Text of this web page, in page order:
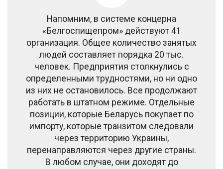
Напомним, в системе концерна
«Белгоспищепром» действуют 41
организация. Общее количество занятых
людей составляет порядка 20 тыс.
человек. Предприятия столкнулись с
определенными трудностями, но ни одно
из них не остановилось. Все продолжают
работать в штатном режиме. Отдельные
позиции, которые Беларусь покупает по
импорту, которые транзитом следовали
через территорию Украины,
перенаправляются через другие страны.
В любом случае, они доходят до